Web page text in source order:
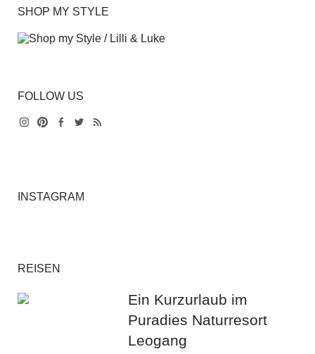
SHOP MY STYLE
FOLLOW US
INSTAGRAM
REISEN
Ein Kurzurlaub im
Puradies Naturresort
Leogang